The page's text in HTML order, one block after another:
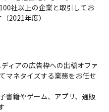
社以上の企業と取引してお
2021年度）
ィアの広告枠への出稿オファ
マネタイズする業務をお任せ
書籍やゲーム、アプリ、通販